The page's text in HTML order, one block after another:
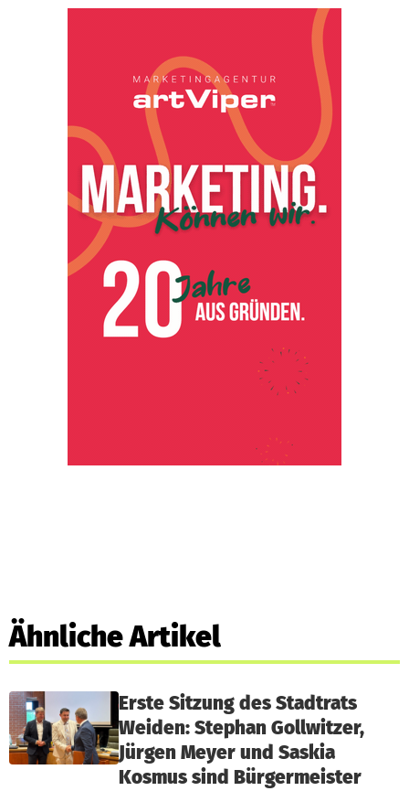
Ähnliche Artikel
Erste Sitzung des Stadtrats
Weiden: Stephan Gollwitzer,
Jürgen Meyer und Saskia
Kosmus sind Bürgermeister